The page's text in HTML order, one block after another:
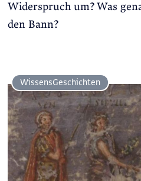
Widerspruch um? Was
den Bann?
Wissens­Geschichten